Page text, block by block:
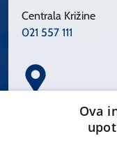
Centrala Križine
021 557 111
Spinčićeva 1, 21000
Ova